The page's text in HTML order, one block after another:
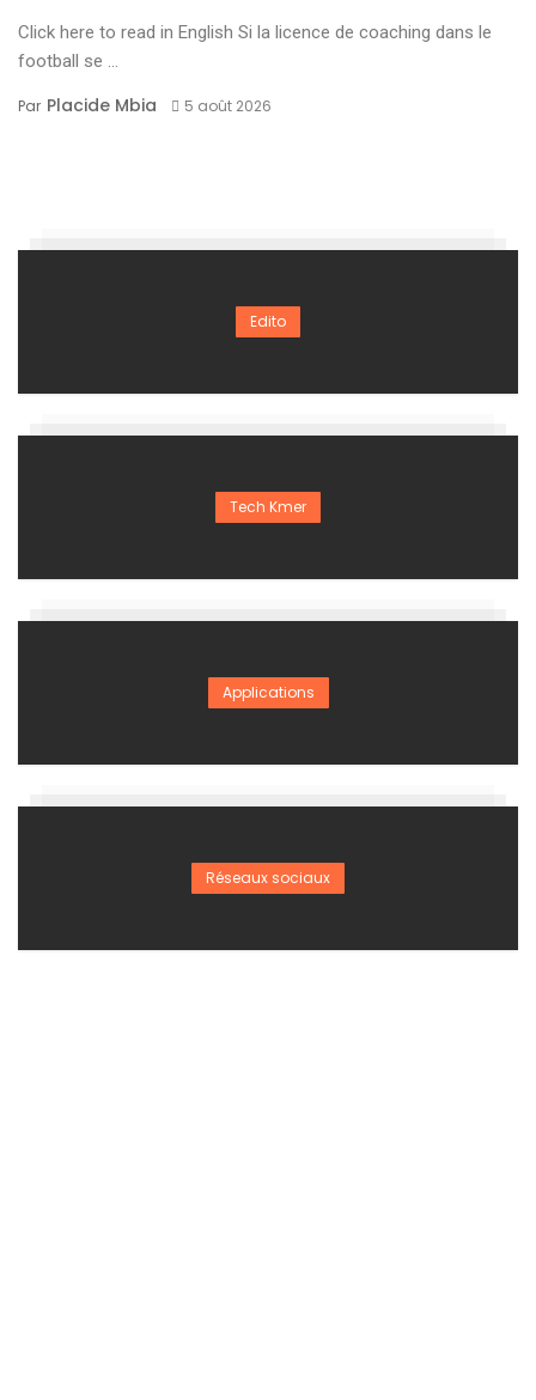
Click here to read in English Si la licence de coaching dans le
football se ...
Par Placide Mbia 5 août 2026
Edito
Tech Kmer
Applications
Réseaux sociaux